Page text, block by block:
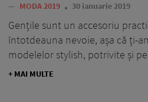
— MODA 2019 30 ianuarie 2019
Gențile sunt un accesoriu
întotdeauna nevoie, așa că ți-
modelelor stylish, potrivite și
+ MAI MULTE